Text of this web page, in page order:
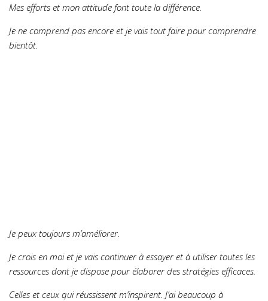
Mes efforts et mon attitude font toute la différence.
Je ne comprend pas encore et je vais tout faire pour comprendre
bientôt.
Je peux toujours m’améliorer.
Je crois en moi et je vais continuer à essayer et à utiliser toutes les
ressources dont je dispose pour élaborer des stratégies efficaces.
Celles et ceux qui réussissent m’inspirent. J’ai beaucoup à